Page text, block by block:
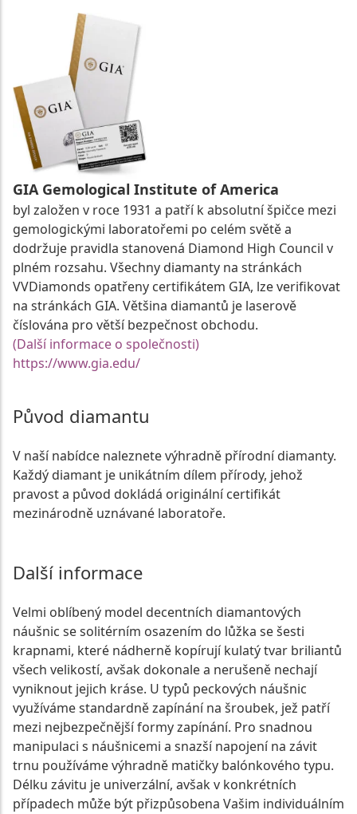
GIA Gemological Institute of America
byl založen v roce 1931 a patří k absolutní špičce mezi
gemologickými laboratořemi po celém světě a
dodržuje pravidla stanovená Diamond High Council v
plném rozsahu. Všechny diamanty na stránkách
VVDiamonds opatřeny certifikátem GIA, lze verifikovat
na stránkách GIA. Většina diamantů je laserově
číslována pro větší bezpečnost obchodu.
(Další informace o společnosti)
https://www.gia.edu/
Původ diamantu
V naší nabídce naleznete výhradně přírodní diamanty.
Každý diamant je unikátním dílem přírody, jehož
pravost a původ dokládá originální certifikát
mezinárodně uznávané laboratoře.
Další informace
Velmi oblíbený model decentních diamantových
náušnic se solitérním osazením do lůžka se šesti
krapnami, které nádherně kopírují kulatý tvar briliantů
všech velikostí, avšak dokonale a nerušeně nechají
vyniknout jejich kráse. U typů peckových náušnic
využíváme standardně zapínání na šroubek, jež patří
mezi nejbezpečnější formy zapínání. Pro snadnou
manipulaci s náušnicemi a snazší napojení na závit
trnu používáme výhradně matičky balónkového typu.
Délku závitu je univerzální, avšak v konkrétních
případech může být přizpůsobena Vašim individuálním